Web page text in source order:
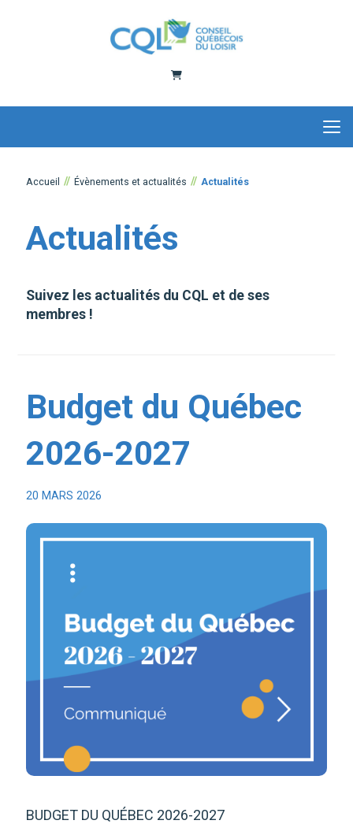
Panier
Accueil Évènements et actualités Actualités
Actualités
Suivez les actualités du CQL et de ses
membres !
Budget du Québec
2026-2027
20 MARS 2026
BUDGET DU QUÉBEC 2026-2027